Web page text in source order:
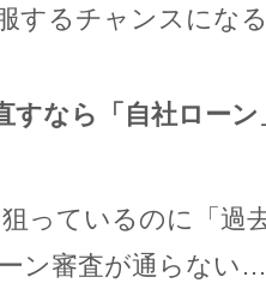
するチャンスにな
すなら「自社ロー
っているのに「過
ン審査が通らない